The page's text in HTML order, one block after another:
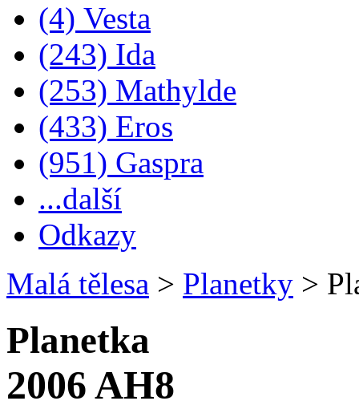
(4) Vesta
(243) Ida
(253) Mathylde
(433) Eros
(951) Gaspra
...další
Odkazy
Malá tělesa > Planetky >
Planetka
2006 AH8